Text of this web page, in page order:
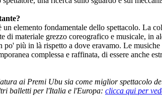
elemento fondamentale dello spettacolo. La
di materiale grezzo coreografico e musicale,
più in là rispetto a dove eravamo. Le
complessa e raffinata, di essere anche
ai Premi Ubu sia come miglior spettacolo
balletti per l'Italia e l'Europa: clicca qui per